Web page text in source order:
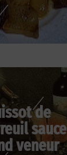
de
sauce
veneur